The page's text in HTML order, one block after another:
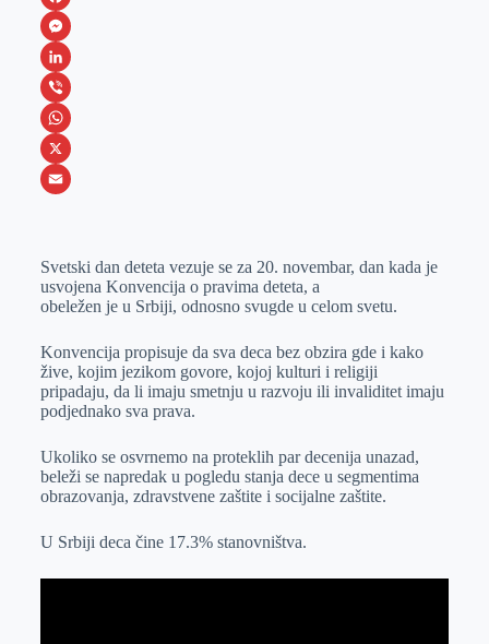
F
a
c
e
b
o
M
e
s
s
e
e
r
L
i
n
k
I
n
V
i
b
W
h
s
A
p
X
a
i
Svetski dan deteta vezuje se za 20. novembar, dan kada je
usvojena Konvencija o pravima deteta, a
obeležen je u Srbiji, odnosno svugde u celom svetu.
Konvencija propisuje da sva deca bez obzira gde i kako
žive, kojim jezikom govore, kojoj kulturi i religiji
pripadaju, da li imaju smetnju u razvoju ili invaliditet imaju
podjednako sva prava.
Ukoliko se osvrnemo na proteklih par decenija unazad,
beleži se napredak u pogledu stanja dece u segmentima
obrazovanja, zdravstvene zaštite i socijalne zaštite.
U Srbiji deca čine 17.3% stanovništva.